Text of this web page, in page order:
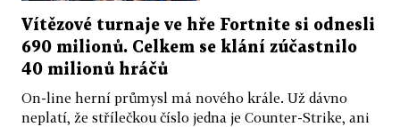
Vítězové turnaje ve hře Fortnite si odnesli
690 milionů. Celkem se klání zúčastnilo
40 milionů hráčů
On-line herní průmysl má nového krále. Už dávno
neplatí, že střílečkou číslo jedna je Counter-Strike, ani